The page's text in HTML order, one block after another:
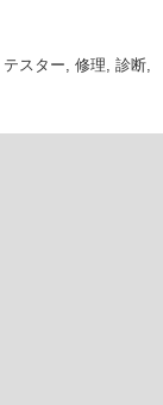
テスター ,修理 ,診断